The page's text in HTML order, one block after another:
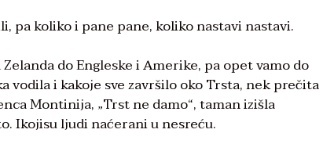
pa koliko i pane pane, koliko nastavi nastavi.
do Engleske i Amerike, pa opet vamo do
vodila i kakoje sve završilo oko Trsta, nek prečita
Montinija, „Trst ne damo“, taman izišla
Ikojisu ljudi naćerani u nesreću.